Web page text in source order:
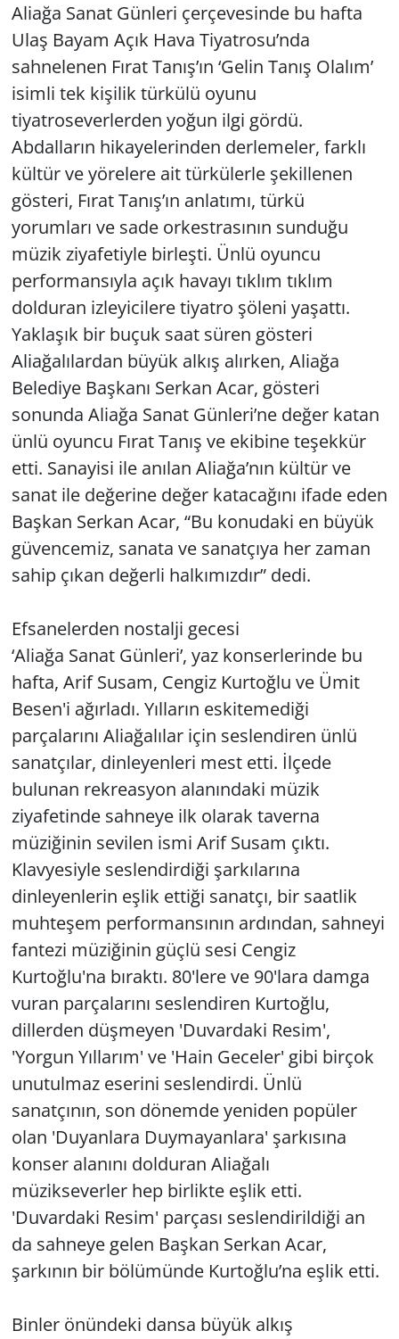
Aliağa Sanat Günleri çerçevesinde bu hafta
Ulaş Bayam Açık Hava Tiyatrosu’nda
sahnelenen Fırat Tanış’ın ‘Gelin Tanış Olalım’
isimli tek kişilik türkülü oyunu
tiyatroseverlerden yoğun ilgi gördü.
Abdalların hikayelerinden derlemeler, farklı
kültür ve yörelere ait türkülerle şekillenen
gösteri, Fırat Tanış’ın anlatımı, türkü
yorumları ve sade orkestrasının sunduğu
müzik ziyafetiyle birleşti. Ünlü oyuncu
performansıyla açık havayı tıklım tıklım
dolduran izleyicilere tiyatro şöleni yaşattı.
Yaklaşık bir buçuk saat süren gösteri
Aliağalılardan büyük alkış alırken, Aliağa
Belediye Başkanı Serkan Acar, gösteri
sonunda Aliağa Sanat Günleri’ne değer katan
ünlü oyuncu Fırat Tanış ve ekibine teşekkür
etti. Sanayisi ile anılan Aliağa’nın kültür ve
sanat ile değerine değer katacağını ifade eden
Başkan Serkan Acar, “Bu konudaki en büyük
güvencemiz, sanata ve sanatçıya her zaman
sahip çıkan değerli halkımızdır” dedi.
Efsanelerden nostalji gecesi
‘Aliağa Sanat Günleri’, yaz konserlerinde bu
hafta, Arif Susam, Cengiz Kurtoğlu ve Ümit
Besen'i ağırladı. Yılların eskitemediği
parçalarını Aliağalılar için seslendiren ünlü
sanatçılar, dinleyenleri mest etti. İlçede
bulunan rekreasyon alanındaki müzik
ziyafetinde sahneye ilk olarak taverna
müziğinin sevilen ismi Arif Susam çıktı.
Klavyesiyle seslendirdiği şarkılarına
dinleyenlerin eşlik ettiği sanatçı, bir saatlik
muhteşem performansının ardından, sahneyi
fantezi müziğinin güçlü sesi Cengiz
Kurtoğlu'na bıraktı. 80'lere ve 90'lara damga
vuran parçalarını seslendiren Kurtoğlu,
dillerden düşmeyen 'Duvardaki Resim',
'Yorgun Yıllarım' ve 'Hain Geceler' gibi birçok
unutulmaz eserini seslendirdi. Ünlü
sanatçının, son dönemde yeniden popüler
olan 'Duyanlara Duymayanlara' şarkısına
konser alanını dolduran Aliağalı
müzikseverler hep birlikte eşlik etti.
'Duvardaki Resim' parçası seslendirildiği an
da sahneye gelen Başkan Serkan Acar,
şarkının bir bölümünde Kurtoğlu’na eşlik etti.
Binler önündeki dansa büyük alkış